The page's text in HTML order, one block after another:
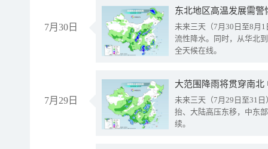
7月30日
东北地区高温发展需
未来三天（7月30日至8月
流性降水。同时，从华北
全天候在线。
7月29日
大范围降雨将贯穿南
未来三天（7月29日至31
抬、大陆高压东移，中东
续。